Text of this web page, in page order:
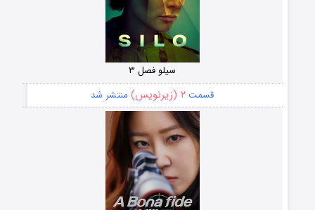
سیلو فصل ۳
قسمت ۲ (زیرنویس) منتشر شد